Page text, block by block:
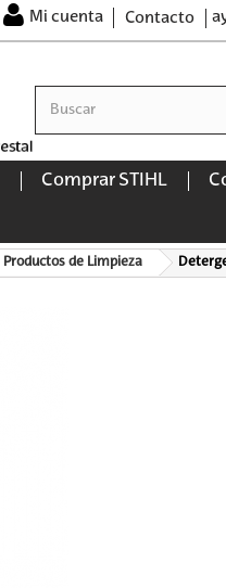
Contacto
Mi cuenta
Comprar STIHL
Productos de Limpieza